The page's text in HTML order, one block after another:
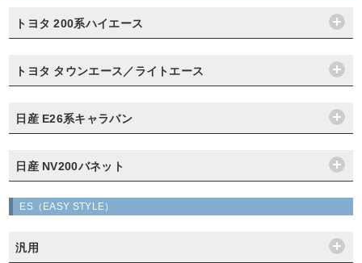
トヨタ 200系ハイエース
トヨタ タウンエース／ライトエース
日産 E26系キャラバン
日産 NV200バネット
ES（EASY STYLE）
汎用